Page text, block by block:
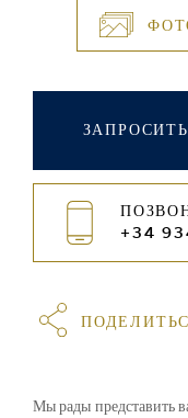
+34
Мы рады представить